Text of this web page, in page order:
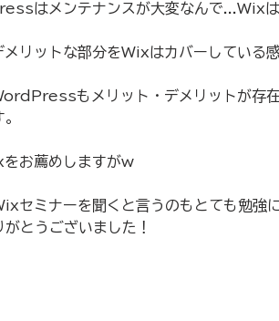
はメンテナンスが大変なんで...Wixは
リットな部分をWixはカバーしている感
もメリット・デメリットが存
お薦めしますがw
セミナーを聞くと言うのもとても勉強
とうございました！